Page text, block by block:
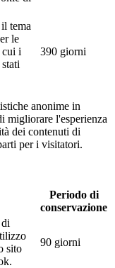
tema
le
cui i
390 giorni
anonime in
migliorare l'esperienza
dei contenuti di
per i visitatori.
Periodo di
conservazione
sito
90 giorni